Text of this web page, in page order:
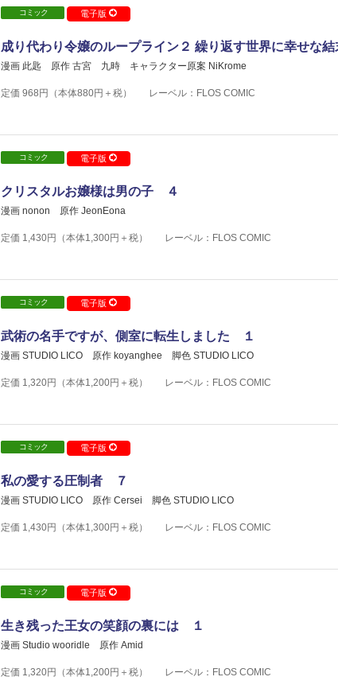
コミック 電子版
成り代わり令嬢のループライン２ 繰り返す世界に幸せな結
漫画 此匙 原作 古宮 九時 キャラクター原案 NiKrome
定価 968 円（本体880円＋税） レーベル：FLOS COMIC
コミック 電子版
クリスタルお嬢様は男の子 ４
漫画 nonon 原作 JeonEona
定価 1,430円（本体1,300円＋税） レーベル：FLOS COMIC
コミック 電子版
武術の名手ですが、側室に転生しました １
漫画 STUDIO LICO 原作 koyanghee 脚色 STUDIO LICO
定価 1,320円（本体1,200円＋税） レーベル：FLOS COMIC
コミック 電子版
私の愛する圧制者 ７
漫画 STUDIO LICO 原作 Cersei 脚色 STUDIO LICO
定価 1,430円（本体1,300円＋税） レーベル：FLOS COMIC
コミック 電子版
生き残った王女の笑顔の裏には １
漫画 Studio wooridle 原作 Amid
定価 1,320円（本体1,200円＋税） レーベル：FLOS COMIC